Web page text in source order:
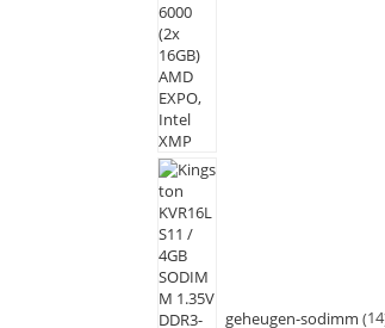
geheugen-sodimm 14